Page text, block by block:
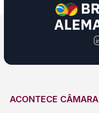
ACONTECE CÂMARA